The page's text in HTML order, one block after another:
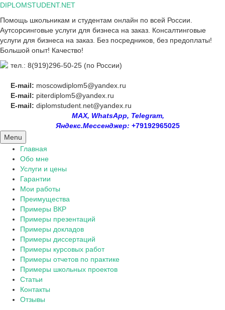
Skip
content
DIPLOMSTUDENT.NET
Помощь школьникам и студентам онлайн по всей России.
Аутсорсинговые услуги для бизнеса на заказ. Консалтинговые
услуги для бизнеса на заказ. Без посредников, без предоплаты!
Большой опыт! Качество!
тел.: 8(919)296-50-25 (по России)
E-mail: moscowdiplom5@yandex.ru
E-mail: piterdiplom5@yandex.ru
E-mail: diplomstudent.net@yandex.ru
MAX, WhatsApp, Telegram,
Яндекс.Мессенджер: +79192965025
Menu
Главная
Обо мне
Услуги и цены
Гарантии
Мои работы
Преимущества
Примеры ВКР
Примеры презентаций
Примеры докладов
Примеры диссертаций
Примеры курсовых работ
Примеры отчетов по практике
Примеры школьных проектов
Статьи
Контакты
Отзывы